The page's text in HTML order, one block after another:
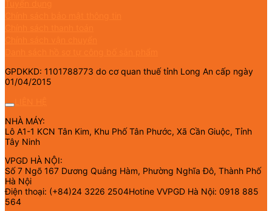
GPDKKD: 1101788773 do cơ quan thuế tỉnh Long An cấp ngày
01/04/2015
NHÀ MÁY:
Lô A1-1 KCN Tân Kim, Khu Phố Tân Phước, Xã Cần Giuộc, Tỉnh
Tây Ninh
VPGD HÀ NỘI:
Số 7 Ngõ 167 Dương Quảng Hàm, Phường Nghĩa Đô, Thành Phố
Hà Nội
Điện thoại: (+84)24 3226 2504Hotine VVPGD Hà Nội: 0918 885
564